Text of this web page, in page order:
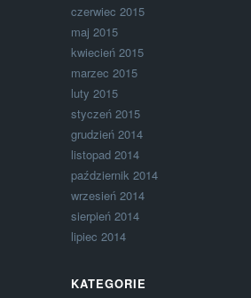
czerwiec 2015
maj 2015
kwiecień 2015
marzec 2015
luty 2015
styczeń 2015
grudzień 2014
listopad 2014
październik 2014
wrzesień 2014
sierpień 2014
lipiec 2014
KATEGORIE